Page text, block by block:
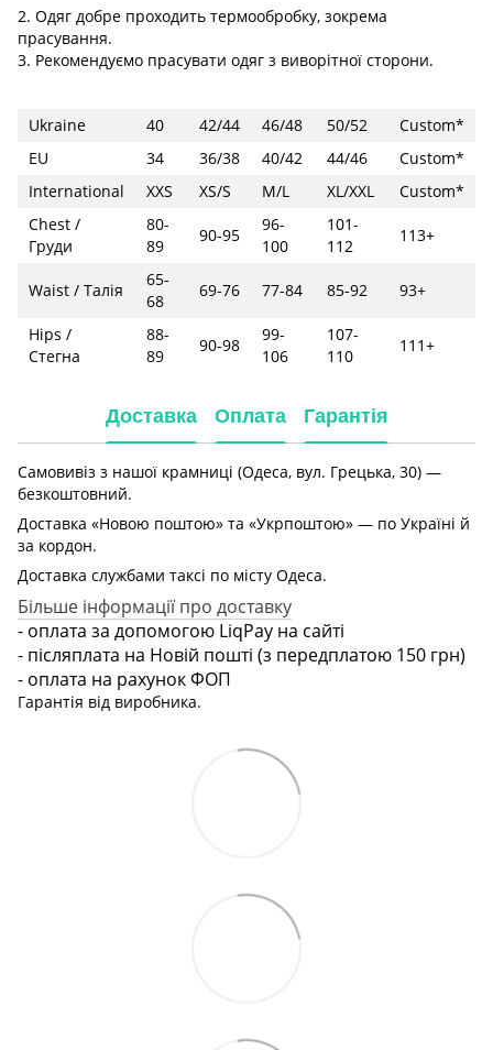
2. Одяг добре проходить термообробку, зокрема
прасування.
3. Рекомендуємо прасувати одяг з виворітної сторони.
Ukraine 40 42/44 46/48 50/52
Custom*
EU
34 36/38 40/42 44/46
Custom*
International
XXS XS/S M/L XL/XXL
Custom*
Chest /
Груди
80-
89
90-95
96-
100
101-
112
113+
Waist / Талія
65-
68
69-76 77-84 85-92 93+
Hips /
Стегна
88-
89
90-98
99-
106
107-
110
111+
Доставка Оплата Гарантія
Самовивіз з нашої крамниці (Одеса, вул. Грецька, 30) —
безкоштовний.
Доставка «Новою поштою» та «Укрпоштою» — по Україні й
за кордон.
Доставка службами таксі по місту Одеса.
Більше інформації про доставку
- оплата за допомогою LiqPay на сайті
- післяплата на Новій пошті (з передплатою 150 грн)
- оплата на рахунок ФОП
Гарантія від виробника.